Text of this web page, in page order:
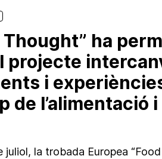
Thought” ha
projecte
i
de l’alimentació
juliol, la trobada Europea